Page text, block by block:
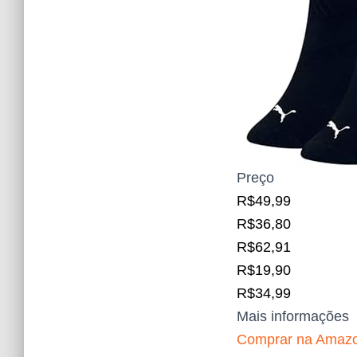
Preço
R$49,99
R$36,80
R$62,91
R$19,90
R$34,99
Mais informações
Comprar na